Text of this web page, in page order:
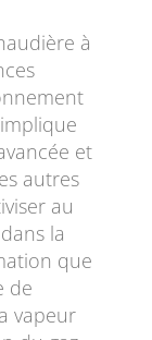
à
et
autres
au
la
que
de
vapeur